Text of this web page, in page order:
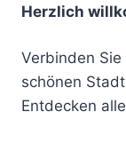
Herzlich
Verbinden
schönen
Entdecken